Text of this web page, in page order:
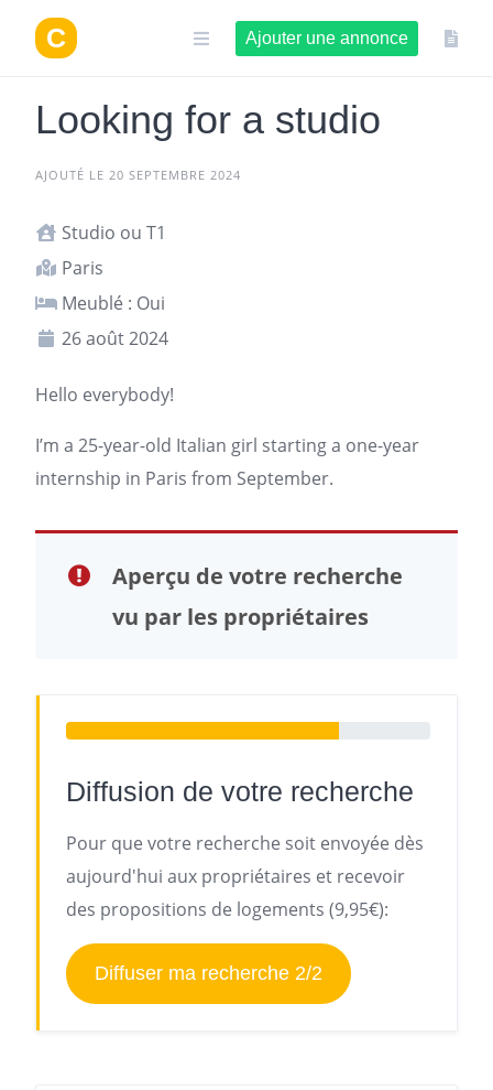
contenu
Ajouter une annonce
Looking for a studio
AJOUTÉ LE 20 SEPTEMBRE 2024
Studio ou T1
Paris
Meublé : Oui
26 août 2024
Hello everybody!
I’m a 25-year-old Italian girl starting a one-year
internship in Paris from September.
Aperçu de votre recherche
vu par les propriétaires
Diffusion de votre recherche
Pour que votre recherche soit envoyée dès
aujourd'hui aux propriétaires et recevoir
des propositions de logements (9,95€):
Diffuser ma recherche 2/2